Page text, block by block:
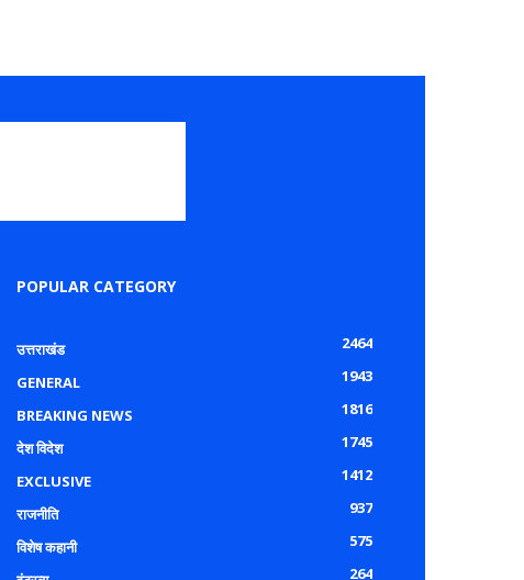
POPULAR CATEGORY
उत्तराखंड
2464
GENERAL
1943
BREAKING NEWS
1816
देश विदेश
1745
EXCLUSIVE
1412
राजनीति
937
विशेष कहानी
575
264